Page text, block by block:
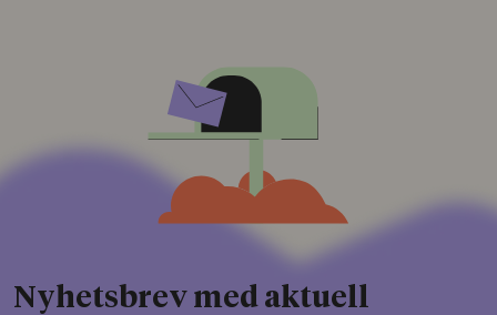
Nyhetsbrev med aktuell